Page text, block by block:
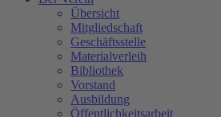
Übersicht
Mitgliedschaft
Geschäftsstelle
Materialverleih
Bibliothek
Vorstand
Ausbildung
Öffentlichkeitsarbeit